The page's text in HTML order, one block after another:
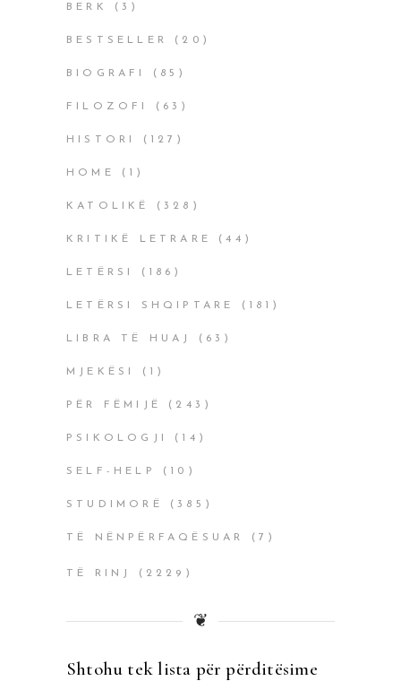
BERK (3)
BESTSELLER (20)
BIOGRAFI (85)
FILOZOFI (63)
HISTORI (127)
HOME (1)
KATOLIKË (328)
KRITIKË LETRARE (44)
LETËRSI (186)
LETËRSI SHQIPTARE (181)
LIBRA TË HUAJ (63)
MJEKËSI (1)
PËR FËMIJË (243)
PSIKOLOGJI (14)
SELF-HELP (10)
STUDIMORË (385)
TË NËNPËRFAQËSUAR (7)
TË RINJ (2229)
❦
Shtohu tek lista për përditësime